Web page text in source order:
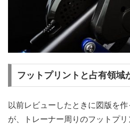
フットプリントと占有領域
以前レビューしたときに図版を
が、トレーナー周りのフットプ